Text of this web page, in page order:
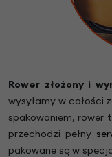
Rower złożony i
wysyłamy w całości
spakowaniem, rower
przechodzi pełny
pakowane są w